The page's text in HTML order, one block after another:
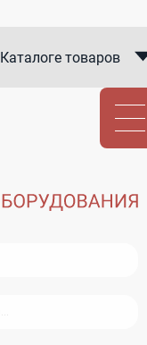
Каталоге товаров
Каталоге компаний